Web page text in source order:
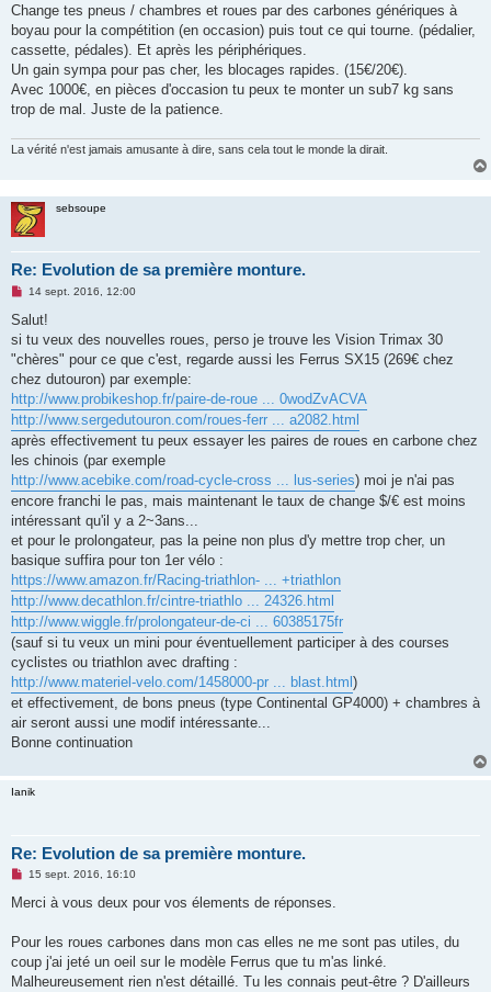
a
g
e
n
o
l
u
Change tes pneus / chambres et roues par des carbones génériques à
boyau pour la compétition (en occasion) puis tout ce qui tourne. (pédalier,
cassette, pédales). Et après les périphériques.
Un gain sympa pour pas cher, les blocages rapides. (15€/20€).
Avec 1000€, en pièces d'occasion tu peux te monter un sub7 kg sans
trop de mal. Juste de la patience.
La vérité n'est jamais amusante à dire, sans cela tout le monde la dirait.
sebsoupe
Re: Evolution de sa première monture.
M
s
a
g
n
o
n
l
u
14 sept. 2016, 12:00
Salut!
si tu veux des nouvelles roues, perso je trouve les Vision Trimax 30
"chères" pour ce que c'est, regarde aussi les Ferrus SX15 (269€ chez
chez dutouron) par exemple:
http://www.probikeshop.fr/paire-de-roue ... 0wodZvACVA
http://www.sergedutouron.com/roues-ferr ... a2082.html
après effectivement tu peux essayer les paires de roues en carbone chez
les chinois (par exemple
http://www.acebike.com/road-cycle-cross ... lus-series) moi je n'ai pas
encore franchi le pas, mais maintenant le taux de change $/€ est moins
intéressant qu'il y a 2~3ans...
et pour le prolongateur, pas la peine non plus d'y mettre trop cher, un
basique suffira pour ton 1er vélo :
https://www.amazon.fr/Racing-triathlon- ... +triathlon
http://www.decathlon.fr/cintre-triathlo ... 24326.html
http://www.wiggle.fr/prolongateur-de-ci ... 60385175fr
(sauf si tu veux un mini pour éventuellement participer à des courses
cyclistes ou triathlon avec drafting :
http://www.materiel-velo.com/1458000-pr ... blast.html )
et effectivement, de bons pneus (type Continental GP4000) + chambres à
air seront aussi une modif intéressante...
Bonne continuation
Ianik
Re: Evolution de sa première monture.
M
s
g
n
o
15 sept. 2016, 16:10
Merci à vous deux pour vos élements de réponses.
Pour les roues carbones dans mon cas elles ne me sont pas utiles, du
coup j'ai jeté un oeil sur le modèle Ferrus que tu m'as linké.
Malheureusement rien n'est détaillé. Tu les connais peut-être ? D'ailleurs